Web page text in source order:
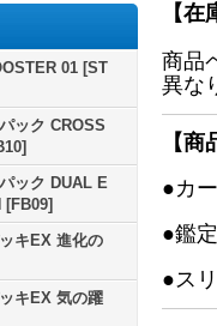
01 [ST
ック CROSS
ック DUAL E
[FB09]
キEX 進化の
キEX 気の躍
【
商品
異な
【
●カ
●鑑
●ス